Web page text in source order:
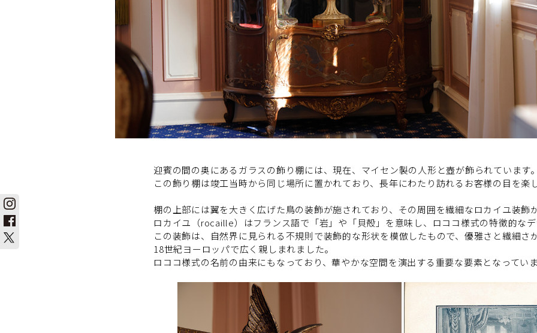
迎賓の間の奥にあるガラスの飾り棚には、現在、マイセン製の人形と壺が飾られています
この飾り棚は竣工当時から同じ場所に置かれており、長年にわたり訪れるお客様の目を楽
棚の上部には翼を大きく広げた鳥の装飾が施されており、その周囲を繊細なロカイユ装飾
ロカイユ（rocaille）はフランス語で「岩」や「貝殻」を意味し、ロココ様式の特徴的な
この装飾は、自然界に見られる不規則で装飾的な形状を模倣したもので、優雅さと繊細さ
18世紀ヨーロッパで広く親しまれました。
ロココ様式の名前の由来にもなっており、華やかな空間を演出する重要な要素となってい